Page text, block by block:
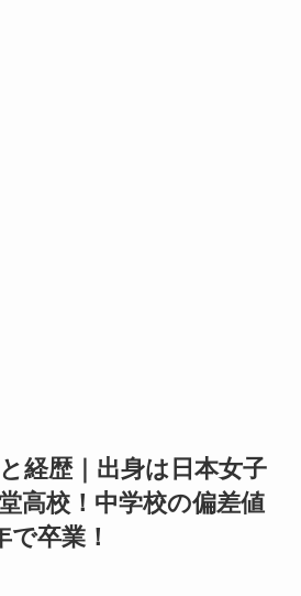
経歴｜出身は日本女子
高校！中学校の偏差値
で卒業！